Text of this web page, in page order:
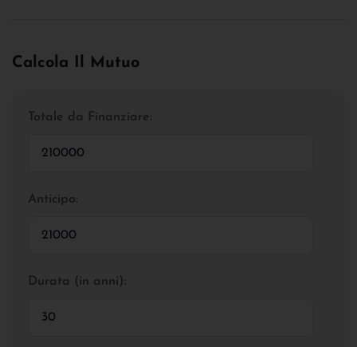
Calcola Il Mutuo
Totale da Finanziare:
Anticipo:
Durata (in anni):